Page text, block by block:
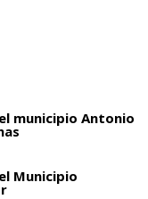
municipio Antonio
Municipio